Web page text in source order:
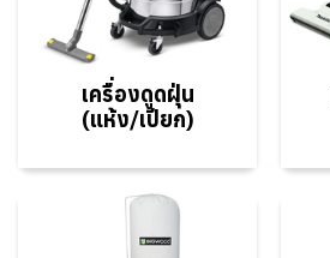
เครื่องดูดฝุ่น
(แห้ง/เปียก)